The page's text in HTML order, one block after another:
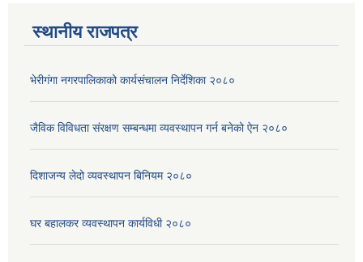
स्थानीय राजपत्र
भेरीगंगा नगरपालिकाको कार्यसंचालन निर्देशिका २०८०
जैविक विविधता संरक्षण सम्बन्धमा व्यवस्थापन गर्न बनेको ऐन २०८०
दिशाजन्य लेदो व्यवस्थापन बिनियम २०८०
घर बहालकर व्यवस्थापन कार्यविधी २०८०